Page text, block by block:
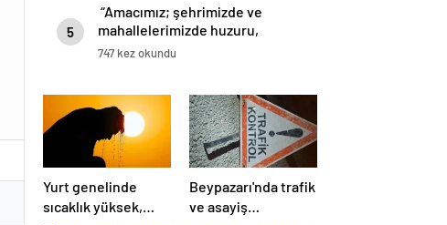
5
“Amacımız; şehrimizde ve
mahallelerimizde huzuru,
güvenliği, mutluluğu temin
747 kez okundu
Yurt genelinde
sıcaklık yüksek,
Beypazarı'nda trafik
ve asayiş